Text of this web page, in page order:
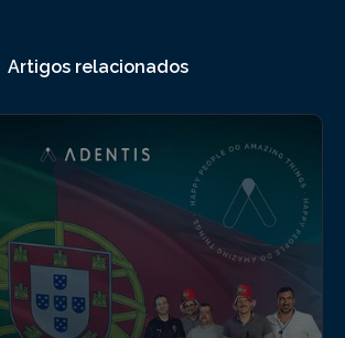
Artigos relacionados